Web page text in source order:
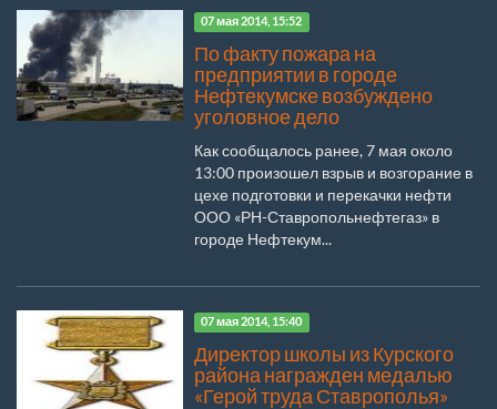
07 мая 2014, 15:52
По факту пожара на
предприятии в городе
Нефтекумске возбуждено
уголовное дело
Как сообщалось ранее, 7 мая около
13:00 произошел взрыв и возгорание в
цехе подготовки и перекачки нефти
ООО «РН-Ставропольнефтегаз» в
городе Нефтекум...
07 мая 2014, 15:40
Директор школы из Курского
района награжден медалью
«Герой труда Ставрополья»